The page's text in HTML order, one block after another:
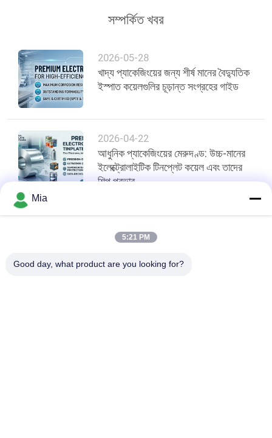
সম্পর্কিত খবর
2026-05-28
খাদ্য প্যাকেজিংয়ের জন্য শীর্ষ মানের বৈদ্যুতিক
ইস্পাত কয়েলগুলির চূড়ান্ত সংগ্রহের গাইড
2026-04-22
আধুনিক প্যাকেজিংয়ের মেরুদণ্ড: উচ্চ-মানের
ইলেক্ট্রোলাইটিক টিনপ্লেট কয়েল এবং তাদের
শিল্প প্রভাব
শীর্ষ
Mia
5:21 PM
Good day, what product are you looking for?